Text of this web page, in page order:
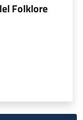
Folklore